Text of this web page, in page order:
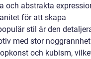
och abstrakta
för att skapa
stil är den
med stor
och kubism,